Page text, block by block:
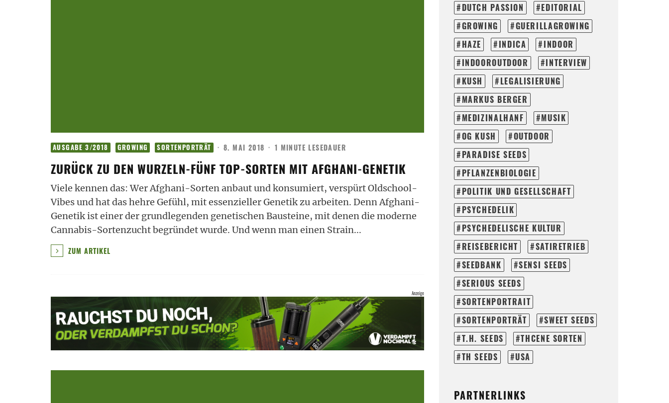
AUSGABE 3/2018 GROWING SORTENPORTRÄT · 8. MAI 2018 · 1 MINUTE LESEDAUER
ZURÜCK ZU DEN WURZELN-FÜNF TOP-SORTEN MIT AFGHANI-GENETIK
Viele kennen das: Wer Afghani-Sorten anbaut und konsumiert, verspürt Oldschool-
Vibes und hat das hehre Gefühl, mit essenzieller Genetik zu arbeiten. Denn Afghani-
Genetik ist einer der grundlegenden genetischen Bausteine, mit denen die moderne
Cannabis-Sortenzucht begründet wurde. Und wenn man einen Strain...
ZUM ARTIKEL
DUTCH PASSION
EDITORIAL
GROWING
GUERILLAGROWING
HAZE
INDICA
INDOOR
INDOOROUTDOOR
INTERVIEW
KUSH
LEGALISIERUNG
MARKUS BERGER
MEDIZINALHANF
MUSIK
OG KUSH
OUTDOOR
PARADISE SEEDS
PFLANZENBIOLOGIE
POLITIK UND GESELLSCHAFT
PSYCHEDELIK
PSYCHEDELISCHE KULTUR
REISEBERICHT
SATIRETRIEB
SEEDBANK
SENSI SEEDS
SERIOUS SEEDS
SORTENPORTRAIT
SORTENPORTRÄT
SWEET SEEDS
T.H. SEEDS
THCENE SORTEN
TH SEEDS
USA
PARTNERLINKS